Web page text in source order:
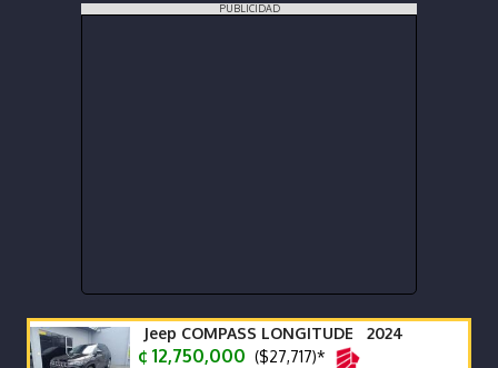
PUBLICIDAD
Jeep COMPASS LONGITUDE 2024
¢ 12,750,000 ($27,717)*